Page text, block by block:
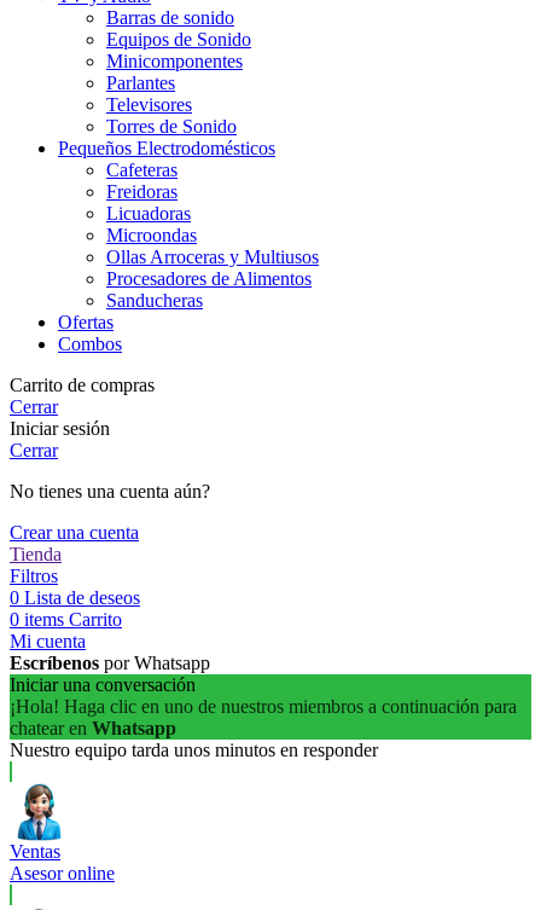
Barras de sonido
Equipos de Sonido
Minicomponentes
Parlantes
Televisores
Torres de Sonido
Pequeños Electrodomésticos
Cafeteras
Freidoras
Licuadoras
Microondas
Ollas Arroceras y Multiusos
Procesadores de Alimentos
Sanducheras
Ofertas
Combos
Carrito de compras
Cerrar
Iniciar sesión
Cerrar
No tienes una cuenta aún?
Crear una cuenta
Tienda
Filtros
0 Lista de deseos
0 items Carrito
Mi cuenta
Escríbenos por Whatsapp
Iniciar una conversación
¡Hola! Haga clic en uno de nuestros miembros a continuación para
chatear en Whatsapp
Nuestro equipo tarda unos minutos en responder
Ventas
Asesor online